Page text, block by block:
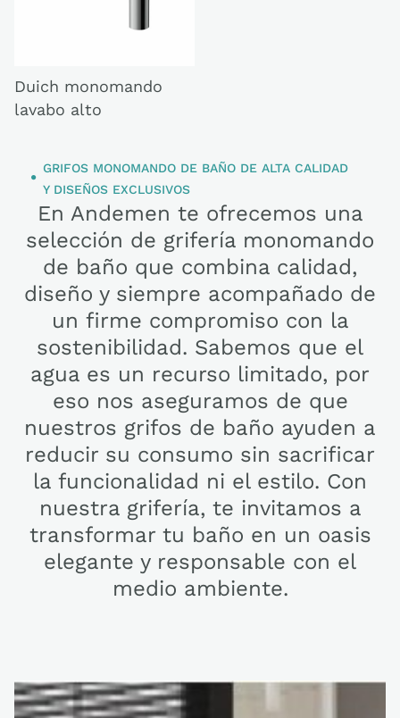
Duich monomando
lavabo alto
GRIFOS MONOMANDO DE BAÑO DE ALTA CALIDAD
Y DISEÑOS EXCLUSIVOS
En Andemen te ofrecemos una
selección de grifería monomando
de baño que combina calidad,
diseño y siempre acompañado de
un firme compromiso con la
sostenibilidad. Sabemos que el
agua es un recurso limitado, por
eso nos aseguramos de que
nuestros grifos de baño ayuden a
reducir su consumo sin sacrificar
la funcionalidad ni el estilo. Con
nuestra grifería, te invitamos a
transformar tu baño en un oasis
elegante y responsable con el
medio ambiente.